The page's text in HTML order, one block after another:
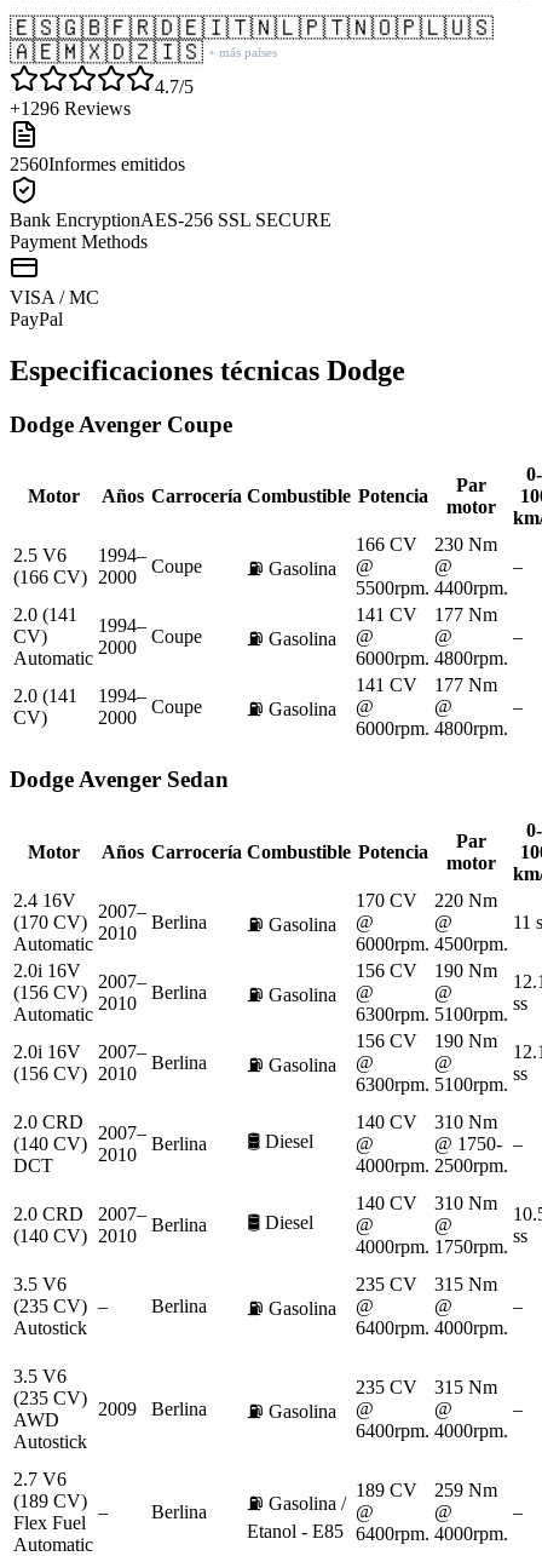
🇪🇸🇬🇧🇫🇷🇩🇪🇮🇹🇳🇱🇵🇹🇳🇴🇵🇱🇺🇸
🇦🇪🇲🇽🇩🇿🇮🇸 + más países
4.7/5
+1296 Reviews
2560Informes emitidos
Bank EncryptionAES-256 SSL SECURE
Payment Methods
VISA / MC
PayPal
Especificaciones técnicas Dodge
Dodge Avenger Coupe
Motor Años Carrocería Combustible Potencia
Par
motor
0-
2.5 V6
(166 CV)
1994–
2000
Coupe ⛽ Gasolina
166 CV
@
5500rpm.
230 Nm
@
4400rpm.
–
2.0 (141
CV)
Automatic
1994–
2000
Coupe ⛽ Gasolina
141 CV
@
6000rpm.
177 Nm
@
4800rpm.
–
2.0 (141
CV)
1994–
2000
Coupe ⛽ Gasolina
141 CV
@
6000rpm.
177 Nm
@
4800rpm.
–
Dodge Avenger Sedan
Motor Años Carrocería Combustible Potencia
Par
motor
0-
2.4 16V
(170 CV)
Automatic
2007–
2010
Berlina ⛽ Gasolina
170 CV
@
6000rpm.
220 Nm
@
4500rpm.
11
2.0i 16V
(156 CV)
Automatic
2007–
2010
Berlina ⛽ Gasolina
156 CV
@
6300rpm.
190 Nm
@
5100rpm.
ss
2.0i 16V
(156 CV)
2007–
2010
Berlina ⛽ Gasolina
156 CV
@
6300rpm.
190 Nm
@
5100rpm.
ss
2.0 CRD
(140 CV)
DCT
2007–
2010
Berlina 🛢️ Diesel
140 CV
@
4000rpm.
310 Nm
@ 1750-
2500rpm.
–
2.0 CRD
(140 CV)
2007–
2010
Berlina 🛢️ Diesel
140 CV
@
4000rpm.
310 Nm
@
1750rpm.
ss
3.5 V6
(235 CV)
Autostick
– Berlina ⛽ Gasolina
235 CV
@
6400rpm.
315 Nm
@
4000rpm.
–
3.5 V6
(235 CV)
AWD
Autostick
2009 Berlina ⛽ Gasolina
235 CV
@
6400rpm.
315 Nm
@
4000rpm.
–
2.7 V6
(189 CV)
Flex Fuel
Automatic
– Berlina ⛽ Gasolina /
Etanol - E85
189 CV
@
6400rpm.
259 Nm
@
4000rpm.
–